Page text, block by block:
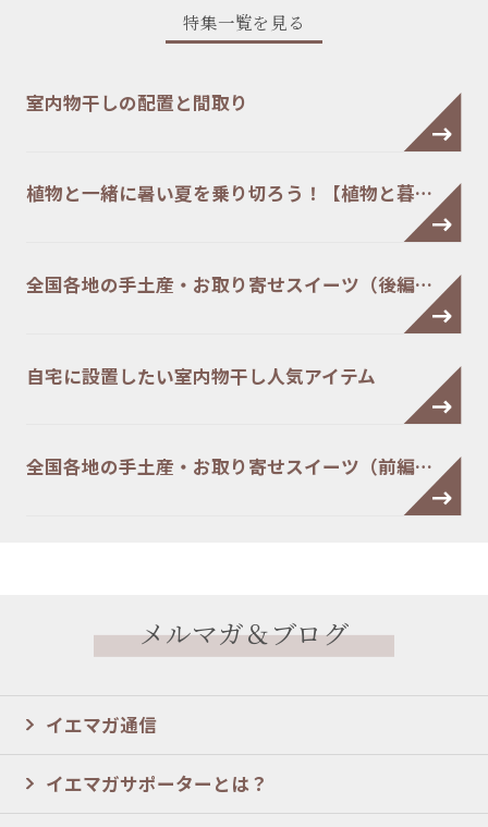
特集一覧を見る
室内物干しの配置と間取り
植物と一緒に暑い夏を乗り切ろう！【植物と暮…
全国各地の手土産・お取り寄せスイーツ（後編…
自宅に設置したい室内物干し人気アイテム
全国各地の手土産・お取り寄せスイーツ（前編…
メルマガ＆ブログ
イエマガ通信
イエマガサポーターとは？